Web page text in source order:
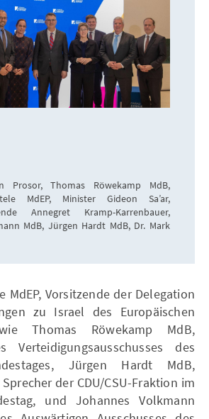
Prosor, Thomas Röwekamp MdB,
MdEP, Minister Gideon Sa’ar,
Annegret Kramp-Karrenbauer,
MdB, Jürgen Hardt MdB, Dr. Mark
MdEP, Vorsitzende der Delegation
zu Israel des Europäischen
Thomas Röwekamp MdB,
Verteidigungsausschusses des
Jürgen Hardt MdB,
der CDU/CSU-Fraktion im
und Johannes Volkmann